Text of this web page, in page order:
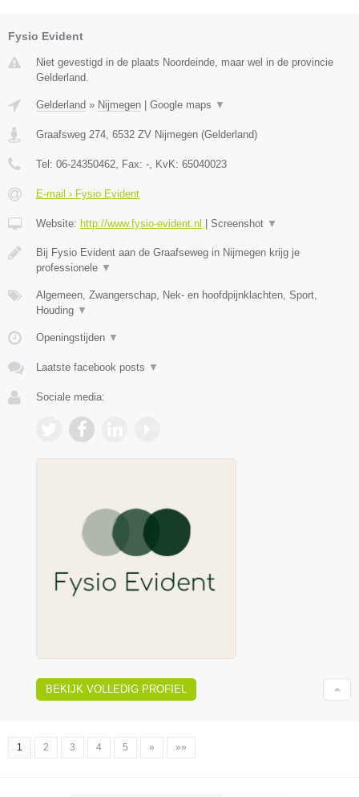
Fysio Evident
Niet gevestigd in de plaats Noordeinde, maar wel in de provincie
Gelderland.
Gelderland » Nijmegen | Google maps ▼
Graafsweg 274 6532 ZV Nijmegen (Gelderland)
Tel: 06-24350462 , Fax: - , KvK: 65040023
E-mail › Fysio Evident
Website: http://www.fysio-evident.nl | Screenshot ▼
Bij Fysio Evident aan de Graafseweg in Nijmegen krijg je
professionele ▼
Algemeen, Zwangerschap, Nek- en hoofdpijnklachten, Sport,
Houding ▼
Openingstijden ▼
Laatste facebook posts ▼
Sociale media:
BEKIJK VOLLEDIG PROFIEL
1 2 3 4 5 » »»